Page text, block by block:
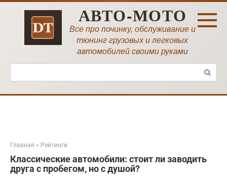
Перейти
АВТО-МОТО
Все про починку, обслуживание и
тюнинг грузовых и легковых
автомобилей своими руками
Поиск:
Главная » Рейтинги
Классические автомобили: стоит ли заводить
друга с пробегом, но с душой?